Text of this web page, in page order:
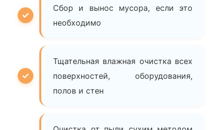
Сбор и вынос мусора, если это
необходимо
Тщательная влажная очистка всех
поверхностей, оборудования,
полов и стен